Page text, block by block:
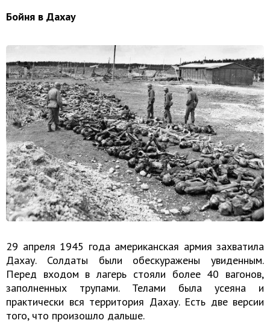
Бойня в Дахау
29 апреля 1945 года американская армия захватила
Дахау. Солдаты были обескуражены увиденным.
Перед входом в лагерь стояли более 40 вагонов,
заполненных трупами. Телами была усеяна и
практически вся территория Дахау. Есть две версии
того, что произошло дальше.